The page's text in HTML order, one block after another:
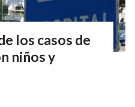
los casos de
niños y